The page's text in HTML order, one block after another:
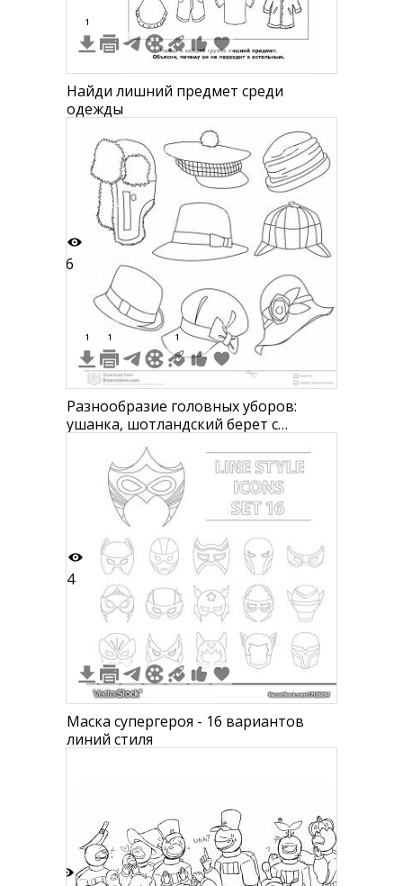
1
Найди лишний предмет среди
одежды
6
1 1 1
Разнообразие головных уборов:
ушанка, шотландский берет с
помпоном, шляпа клош, шляпа с
лентой, плоская кепка, круглая шляпа
с кольцом сбоку, кепи с кнопками,
шляпа с цветком
4
Маска супергероя - 16 вариантов
линий стиля